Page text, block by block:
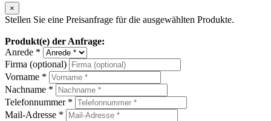
×
Stellen Sie eine Preisanfrage für die ausgewählten Produkte.
Produkt(e) der Anfrage:
Anrede *
Firma (optional)
Vorname *
Nachname *
Telefonnummer *
Mail-Adresse *